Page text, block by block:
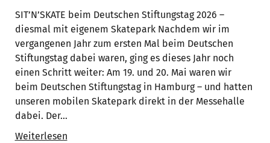
SIT’N’SKATE beim Deutschen Stiftungstag 2026 –
diesmal mit eigenem Skatepark Nachdem wir im
vergangenen Jahr zum ersten Mal beim Deutschen
Stiftungstag dabei waren, ging es dieses Jahr noch
einen Schritt weiter: Am 19. und 20. Mai waren wir
beim Deutschen Stiftungstag in Hamburg – und hatten
unseren mobilen Skatepark direkt in der Messehalle
dabei. Der…
Weiterlesen